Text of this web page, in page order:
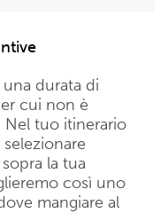
durata di
cui non è
Nel tuo itinerario
la tua
così uno
mangiare al